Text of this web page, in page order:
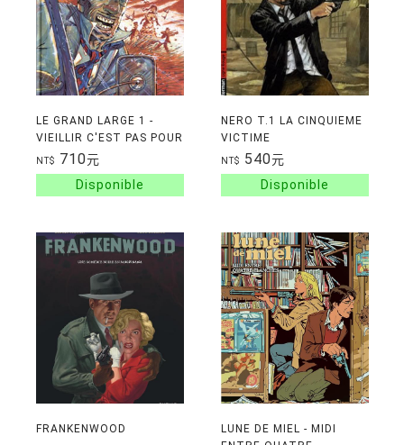
LE GRAND LARGE 1 -
VIEILLIR C'EST PAS POUR
LES P'TITES
NT$ 710元
NERO T.1 LA CINQUIEME
VICTIME
NT$ 540元
FRANKENWOOD
LUNE DE MIEL - MIDI